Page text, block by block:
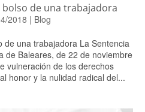
de una trabajadora
2018 | Blog
de una trabajadora La Sentencia
de Baleares, de 22 de noviembre
vulneración de los derechos
honor y la nulidad radical del...